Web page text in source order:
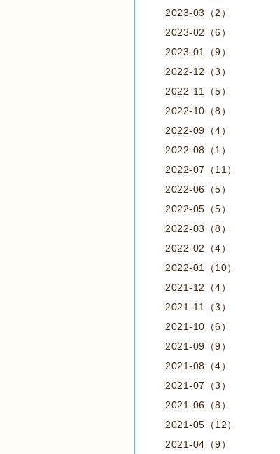
2023-03（2）
2023-02（6）
2023-01（9）
2022-12（3）
2022-11（5）
2022-10（8）
2022-09（4）
2022-08（1）
2022-07（11）
2022-06（5）
2022-05（5）
2022-03（8）
2022-02（4）
2022-01（10）
2021-12（4）
2021-11（3）
2021-10（6）
2021-09（9）
2021-08（4）
2021-07（3）
2021-06（8）
2021-05（12）
2021-04（9）